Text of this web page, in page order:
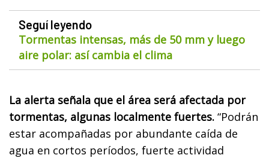
Seguí leyendo
Tormentas intensas, más de 50 mm y luego
aire polar: así cambia el clima
La alerta señala que el área será afectada por
tormentas, algunas localmente fuertes. “Podrán
estar acompañadas por abundante caída de
agua en cortos períodos, fuerte actividad